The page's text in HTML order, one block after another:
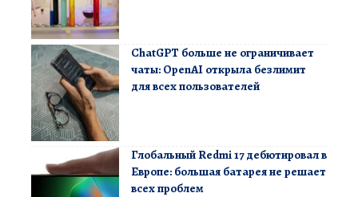
ChatGPT больше не ограничивает
чаты: OpenAI открыла безлимит
для всех пользователей
Глобальный Redmi 17 дебютировал в
Европе: большая батарея не решает
всех проблем